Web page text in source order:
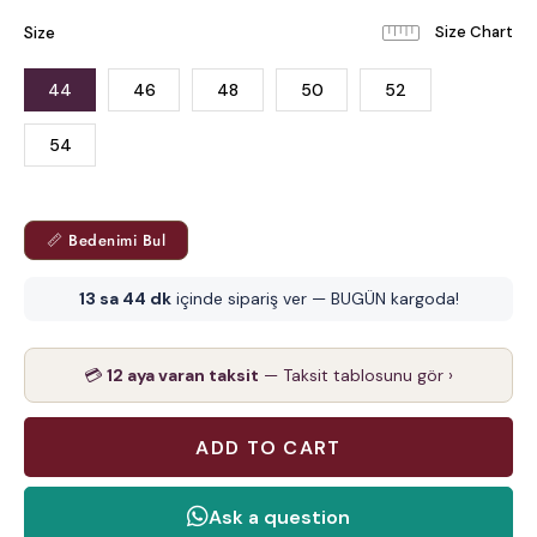
Size
44 46 48 50 52
54
📏 Bedenimi Bul
13 sa 44 dkiçinde sipariş ver — BUGÜN kargoda!
💳 12 aya varan taksit — Taksit tablosunu gör ›